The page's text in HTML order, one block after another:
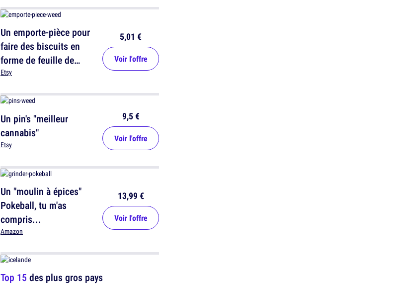
Un emporte-pièce pour
faire des biscuits en
forme de feuille de
cannabis
Etsy
5,01 €
Voir l'offre
Un pin's "meilleur
cannabis"
Etsy
9,5 €
Voir l'offre
Un "moulin à épices"
Pokeball, tu m'as
compris...
Amazon
13,99 €
Voir l'offre
Top 15 des plus gros pays